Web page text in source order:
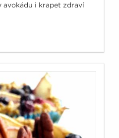
avokádu i krapet zdraví